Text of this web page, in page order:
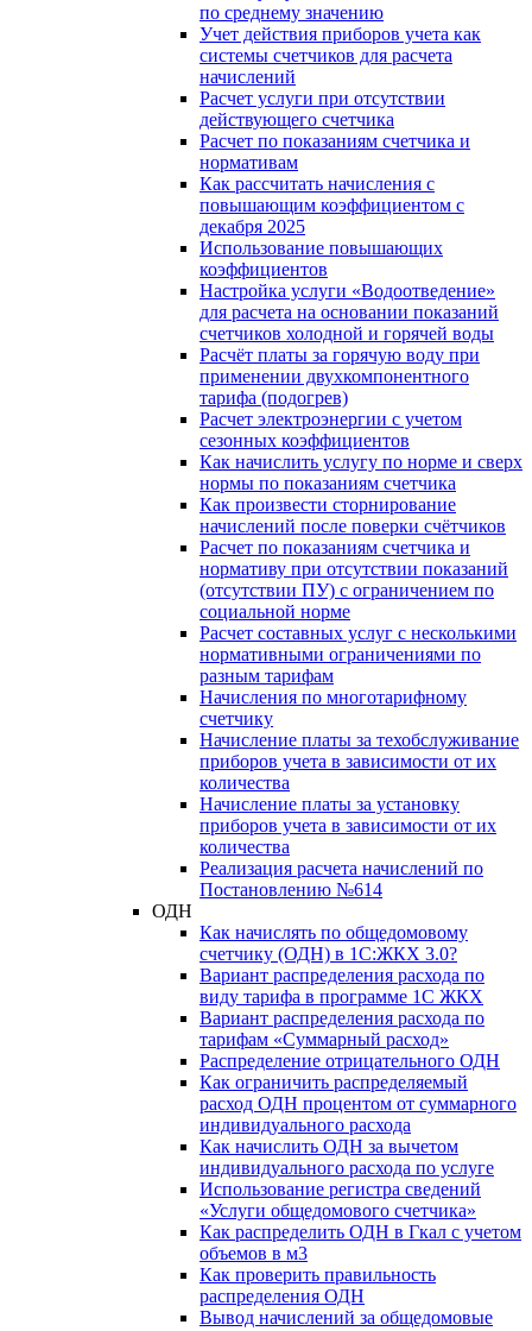
по среднему значению
Учет действия приборов учета как
системы счетчиков для расчета
начислений
Расчет услуги при отсутствии
действующего счетчика
Расчет по показаниям счетчика и
нормативам
Как рассчитать начисления с
повышающим коэффициентом с
декабря 2025
Использование повышающих
коэффициентов
Настройка услуги «Водоотведение»
для расчета на основании показаний
счетчиков холодной и горячей воды
Расчёт платы за горячую воду при
применении двухкомпонентного
тарифа (подогрев)
Расчет электроэнергии с учетом
сезонных коэффициентов
Как начислить услугу по норме и сверх
нормы по показаниям счетчика
Как произвести сторнирование
начислений после поверки счётчиков
Расчет по показаниям счетчика и
нормативу при отсутствии показаний
(отсутствии ПУ) с ограничением по
социальной норме
Расчет составных услуг с несколькими
нормативными ограничениями по
разным тарифам
Начисления по многотарифному
счетчику
Начисление платы за техобслуживание
приборов учета в зависимости от их
количества
Начисление платы за установку
приборов учета в зависимости от их
количества
Реализация расчета начислений по
Постановлению №614
ОДН
Как начислять по общедомовому
счетчику (ОДН) в 1С:ЖКХ 3.0?
Вариант распределения расхода по
виду тарифа в программе 1С ЖКХ
Вариант распределения расхода по
тарифам «Суммарный расход»
Распределение отрицательного ОДН
Как ограничить распределяемый
расход ОДН процентом от суммарного
индивидуального расхода
Как начислить ОДН за вычетом
индивидуального расхода по услуге
Использование регистра сведений
«Услуги общедомового счетчика»
Как распределить ОДН в Гкал с учетом
объемов в м3
Как проверить правильность
распределения ОДН
Вывод начислений за общедомовые